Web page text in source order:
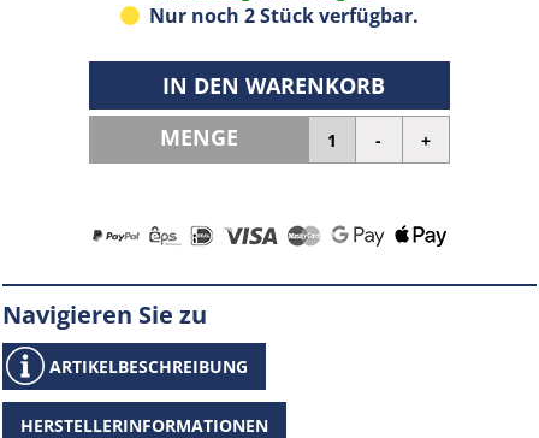
Nur noch 2 Stück verfügbar.
IN DEN WARENKORB
MENGE
Navigieren Sie zu
ARTIKELBESCHREIBUNG
HERSTELLERINFORMATIONEN